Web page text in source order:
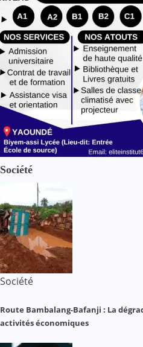
Société
Société
Route Bambalang-Bafanji : La
activités économiques